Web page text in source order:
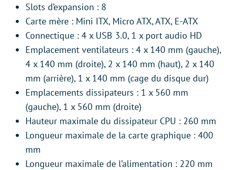
Slots d’expansion : 8
Carte mère : Mini ITX, Micro ATX, ATX, E-ATX
Connectique : 4 x USB 3.0, 1 x port audio HD
Emplacement ventilateurs : 4 x 140 mm (gauche),
4 x 140 mm (droite), 2 x 140 mm (haut), 2 x 140
mm (arrière), 1 x 140 mm (cage du disque dur)
Emplacements dissipateurs : 1 x 560 mm
(gauche), 1 x 560 mm (droite)
Hauteur maximale du dissipateur CPU : 260 mm
Longueur maximale de la carte graphique : 400
mm
Longueur maximale de l’alimentation : 220 mm